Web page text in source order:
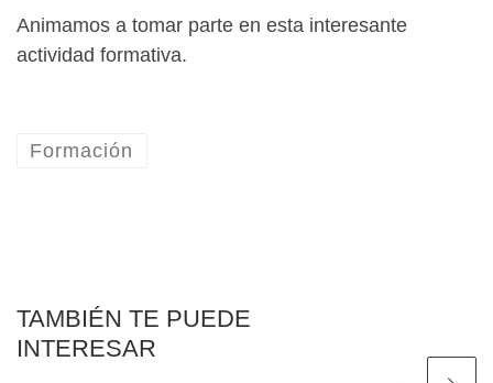
Animamos a tomar parte en esta interesante
actividad formativa.
Formación
TAMBIÉN TE PUEDE
INTERESAR